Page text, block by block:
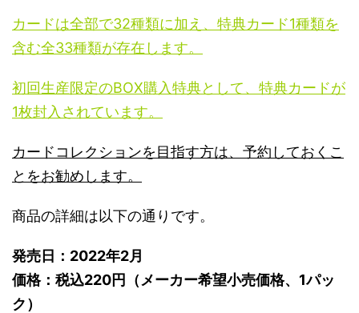
カードは全部で32種類に加え、特典カード1種類を
含む全33種類が存在します。
初回生産限定のBOX購入特典として、特典カードが
1枚封入されています。
カードコレクションを目指す方は、予約しておくこ
とをお勧めします。
商品の詳細は以下の通りです。
発売日：2022年2月
価格：税込220円（メーカー希望小売価格、1パッ
ク）